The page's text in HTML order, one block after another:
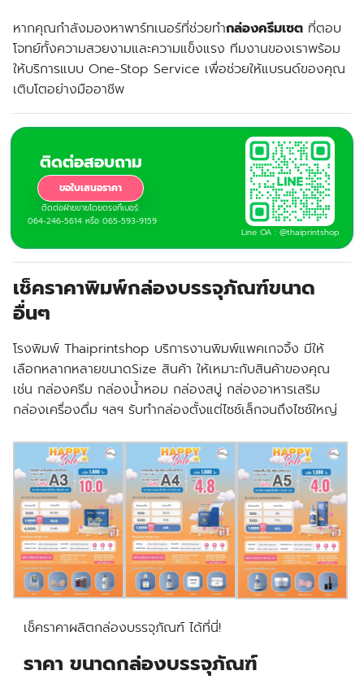
หากคุณกำลังมองหาพาร์ทเนอร์ที่ช่วยทำกล่องครีมเซต ที่ตอบ
โจทย์ทั้งความสวยงามและความแข็งแรง ทีมงานของเราพร้อม
ให้บริการแบบ One-Stop Service เพื่อช่วยให้แบรนด์ของคุณ
เติบโตอย่างมืออาชีพ
ติดต่อสอบถาม
ขอใบเสนอราคา
ติดต่อฝ่ายขายโดยตรงที่เบอร์:
064-246-5614 หรือ 065-593-9159
Line OA : @thaiprintshop
เช็คราคาพิมพ์กล่องบรรจุภัณฑ์ขนาด
อื่นๆ
โรงพิมพ์ Thaiprintshop บริการงานพิมพ์แพคเกจจิ้ง มีให้
เลือกหลากหลายขนาดSize สินค้า ให้เหมาะกับสินค้าของคุณ
เช่น กล่องครีม กล่องน้ำหอม กล่องสบู่ กล่องอาหารเสริม
กล่องเครื่องดื่ม ฯลฯ รับทำกล่องตั้งแต่ไซซ์เล็กจนถึงไซซ์ใหญ่
เช็คราคาผลิตกล่องบรรจุภัณฑ์ ได้ที่นี่!
ราคา ขนาดกล่องบรรจุภัณฑ์